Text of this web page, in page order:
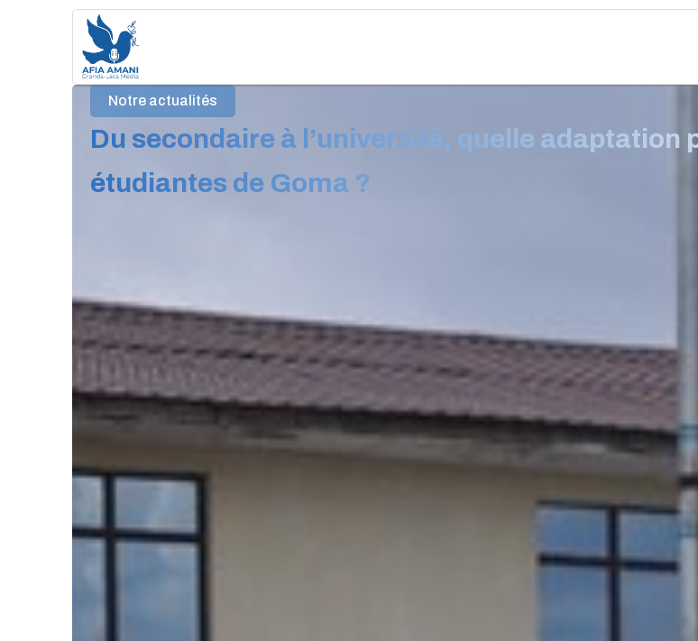
Notre actualités
Du secondaire à l’université, quelle adaptation
étudiantes de Goma ?